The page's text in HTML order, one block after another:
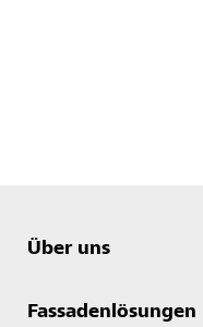
Über uns
Fassadenlösungen